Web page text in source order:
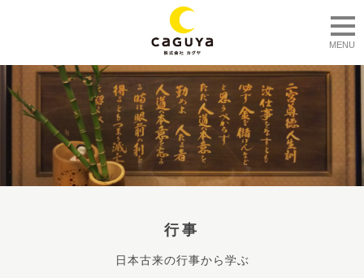
MENU
行事
日本古来の行事から学ぶ